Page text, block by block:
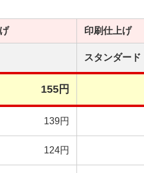
印刷仕上げ
スタンダード
155円
139円
124円